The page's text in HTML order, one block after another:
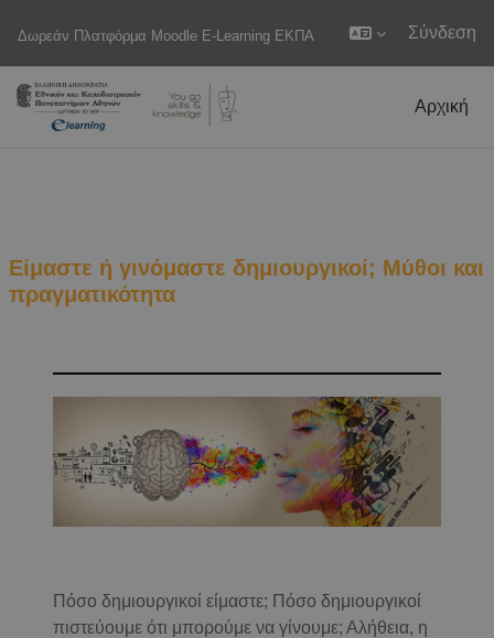
Δωρεάν Πλατφόρμα Moodle E-Learning ΕΚΠΑ Σύνδεση
Αρχική
Είμαστε ή γινόμαστε δημιουργικοί; Μύθοι και
πραγματικότητα
Πόσο δημιουργικοί είμαστε; Πόσο δημιουργικοί
πιστεύουμε ότι μπορούμε να γίνουμε; Αλήθεια, η